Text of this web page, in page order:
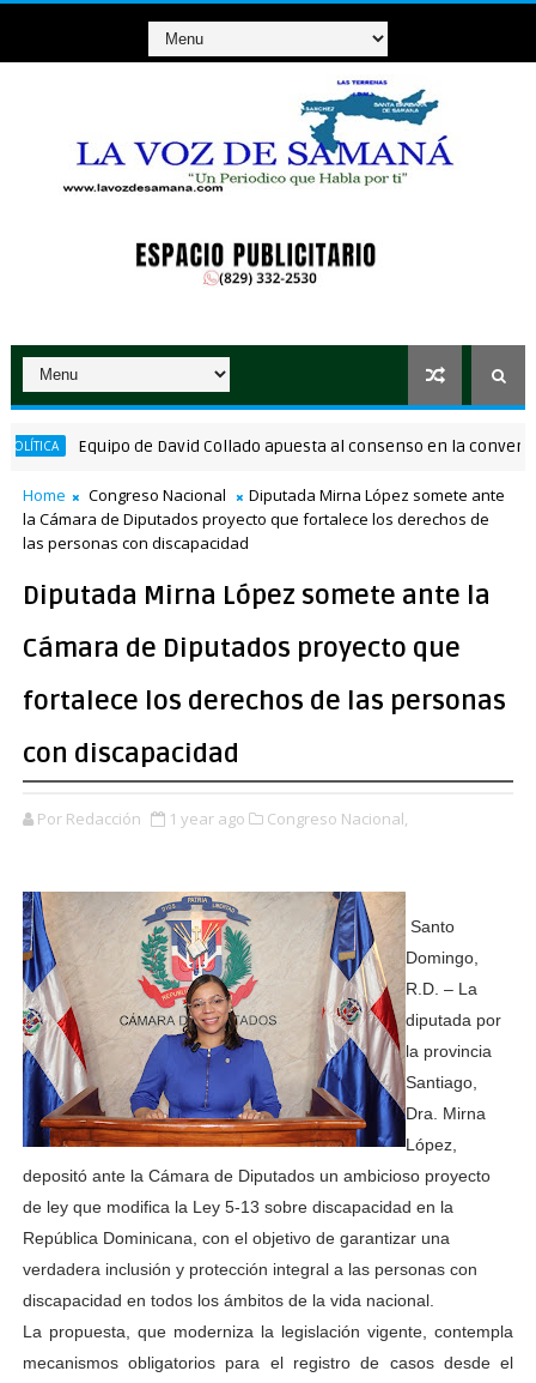
Equipo de David Collado apuesta al consenso en la convención
Home Congreso Nacional
Diputada Mirna López somete ante
la Cámara de Diputados proyecto que fortalece los derechos de
las personas con discapacidad
Diputada Mirna López somete ante la
Cámara de Diputados proyecto que
fortalece los derechos de las personas
con discapacidad
Por Redacción 1 year ago Congreso Nacional,
Santo
Domingo,
R.D. – La
diputada por
la provincia
Santiago,
Dra. Mirna
López,
depositó ante la Cámara de Diputados un ambicioso proyecto
de ley que modifica la Ley 5-13 sobre discapacidad en la
República Dominicana, con el objetivo de garantizar una
verdadera inclusión y protección integral a las personas con
discapacidad en todos los ámbitos de la vida nacional.
La propuesta, que moderniza la legislación vigente, contempla
mecanismos obligatorios para el registro de casos desde el